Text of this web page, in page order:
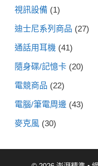
視訊設備 (1)
迪士尼系列商品 (27)
通話用耳機 (41)
隨身碟/記憶卡 (20)
電競商品 (22)
電腦/筆電周邊 (43)
麥克風 (30)